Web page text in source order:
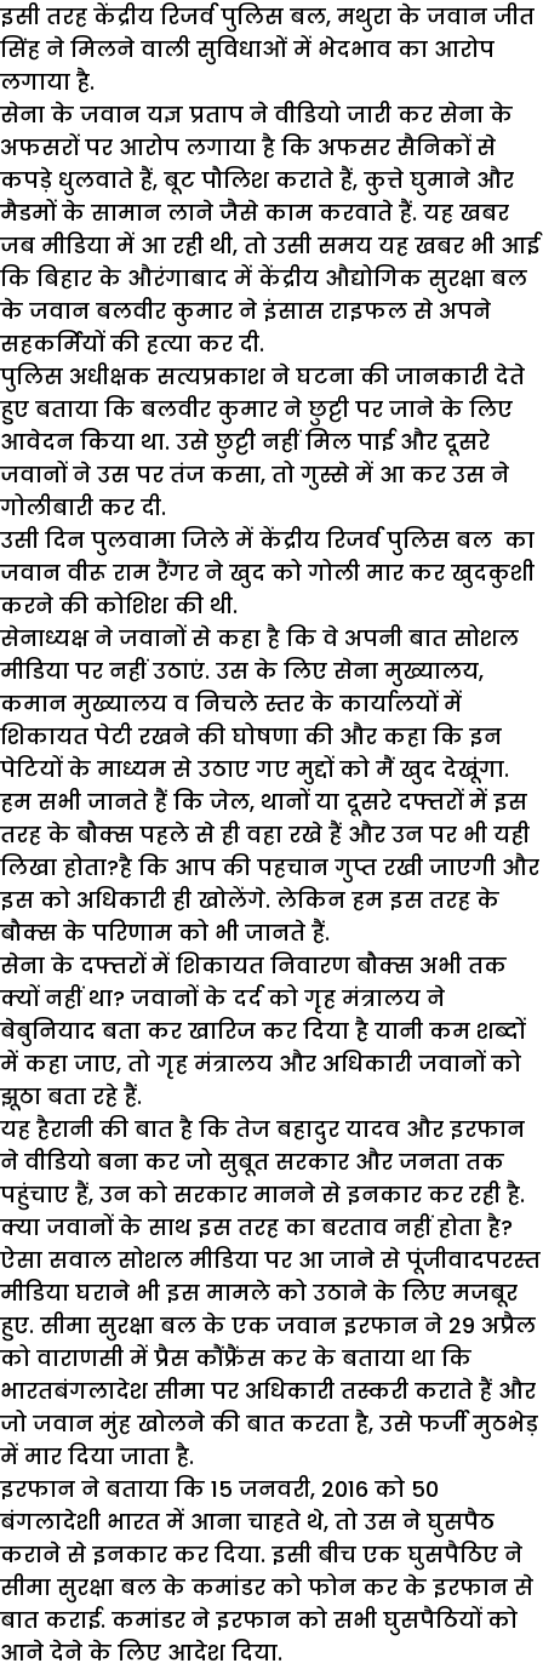
इसी तरह केंद्रीय रिजर्व पुलिस बल, मथुरा के जवान जीत
सिंह ने मिलने वाली सुविधाओं में भेदभाव का आरोप
लगाया है.
सेना के जवान यज्ञ प्रताप ने वीडियो जारी कर सेना के
अफसरों पर आरोप लगाया है कि अफसर सैनिकों से
कपड़े धुलवाते हैं, बूट पौलिश कराते हैं, कुत्ते घुमाने और
मैडमों के सामान लाने जैसे काम करवाते हैं. यह खबर
जब मीडिया में आ रही थी, तो उसी समय यह खबर भी आई
कि बिहार के औरंगाबाद में केंद्रीय औद्योगिक सुरक्षा बल
के जवान बलवीर कुमार ने इंसास राइफल से अपने
सहकर्मियों की हत्या कर दी.
पुलिस अधीक्षक सत्यप्रकाश ने घटना की जानकारी देते
हुए बताया कि बलवीर कुमार ने छुट्टी पर जाने के लिए
आवेदन किया था. उसे छुट्टी नहीं मिल पाई और दूसरे
जवानों ने उस पर तंज कसा, तो गुस्से में आ कर उस ने
गोलीबारी कर दी.
उसी दिन पुलवामा जिले में केंद्रीय रिजर्व पुलिस बल का
जवान वीरू राम रैंगर ने खुद को गोली मार कर खुदकुशी
करने की कोशिश की थी.
सेनाध्यक्ष ने जवानों से कहा है कि वे अपनी बात सोशल
मीडिया पर नहीं उठाएं. उस के लिए सेना मुख्यालय,
कमान मुख्यालय व निचले स्तर के कार्यालयों में
शिकायत पेटी रखने की घोषणा की और कहा कि इन
पेटियों के माध्यम से उठाए गए मुद्दों को मैं खुद देखूंगा.
हम सभी जानते हैं कि जेल, थानों या दूसरे दफ्तरों में इस
तरह के बौक्स पहले से ही वहा रखे हैं और उन पर भी यही
लिखा होता?है कि आप की पहचान गुप्त रखी जाएगी और
इस को अधिकारी ही खोलेंगे. लेकिन हम इस तरह के
बौक्स के परिणाम को भी जानते हैं.
सेना के दफ्तरों में शिकायत निवारण बौक्स अभी तक
क्यों नहीं था? जवानों के दर्द को गृह मंत्रालय ने
बेबुनियाद बता कर खारिज कर दिया है यानी कम शब्दों
में कहा जाए, तो गृह मंत्रालय और अधिकारी जवानों को
झूठा बता रहे हैं.
यह हैरानी की बात है कि तेज बहादुर यादव और इरफान
ने वीडियो बना कर जो सुबूत सरकार और जनता तक
पहुंचाए हैं, उन को सरकार मानने से इनकार कर रही है.
क्या जवानों के साथ इस तरह का बरताव नहीं होता है?
ऐसा सवाल सोशल मीडिया पर आ जाने से पूंजीवादपरस्त
मीडिया घराने भी इस मामले को उठाने के लिए मजबूर
हुए. सीमा सुरक्षा बल के एक जवान इरफान ने 29 अप्रैल
को वाराणसी में प्रैस कौंफ्रैंस कर के बताया था कि
भारतबंगलादेश सीमा पर अधिकारी तस्करी कराते हैं और
जो जवान मुंह खोलने की बात करता है, उसे फर्जी मुठभेड़
में मार दिया जाता है.
इरफान ने बताया कि 15 जनवरी, 2016 को 50
बंगलादेशी भारत में आना चाहते थे, तो उस ने घुसपैठ
कराने से इनकार कर दिया. इसी बीच एक घुसपैठिए ने
सीमा सुरक्षा बल के कमांडर को फोन कर के इरफान से
बात कराई. कमांडर ने इरफान को सभी घुसपैठियों को
आने देने के लिए आदेश दिया.